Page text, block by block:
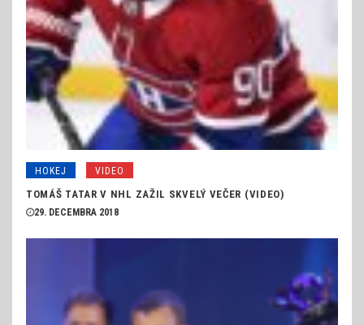
HOKEJ VIDEO
TOMÁŠ TATAR V NHL ZAŽIL SKVELÝ VEČER (VIDEO)
29. DECEMBRA 2018